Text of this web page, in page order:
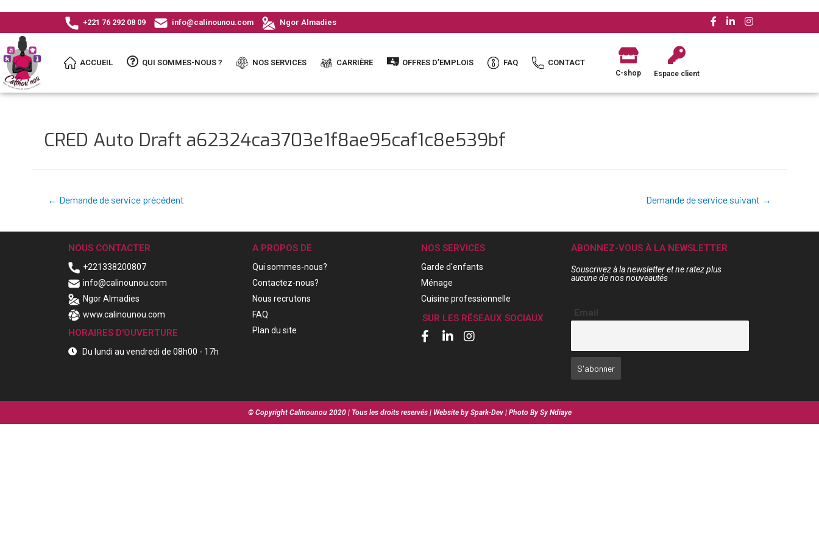
+221 76 292 08 09 info@calinounou.com Ngor Almadies
ACCUEIL QUI SOMMES-NOUS ? NOS SERVICES CARRIÈRE OFFRES D’EMPLOIS FAQ CONTACT
C-shop Espace client
CRED Auto Draft a62324ca3703e1f8ae95caf1c8e539bf
← Demande de service précédent Demande de service suivant →
NOUS CONTACTER
+221338200807
info@calinounou.com
Ngor Almadies
www.calinounou.com
HORAIRES D'OUVERTURE
Du lundi au vendredi de 08h00 - 17h
A PROPOS DE
Qui sommes-nous?
Contactez-nous?
Nous recrutons
FAQ
Plan du site
NOS SERVICES
Garde d'enfants
Ménage
Cuisine professionnelle
SUR LES RÉSEAUX SOCIAUX
ABONNEZ-VOUS À LA NEWSLETTER
Souscrivez à la newsletter et ne ratez plus
aucune de nos nouveautés
Email
© Copyright Calinounou 2020 | Tous les droits reservés | Website by Spark-Dev | Photo By Sy Ndiaye